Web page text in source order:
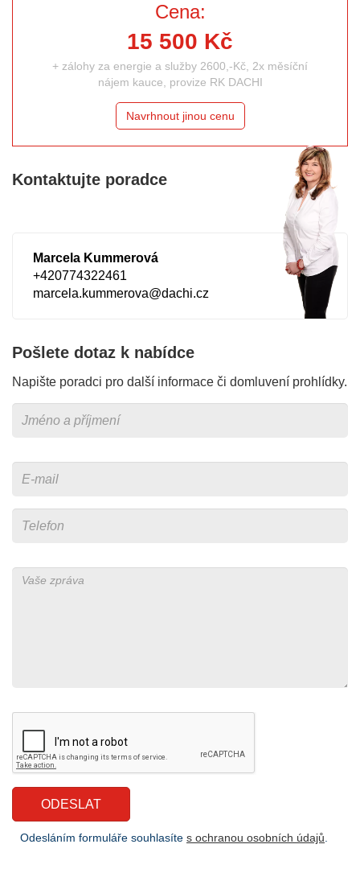
Cena:
15 500 Kč
+ zálohy za energie a služby 2600,-Kč, 2x měsíční
nájem kauce, provize RK DACHI
Navrhnout jinou cenu
Kontaktujte poradce
Marcela Kummerová
+420774322461
marcela.kummerova@dachi.cz
Pošlete dotaz k nabídce
Napište poradci pro další informace či domluvení prohlídky.
Odesláním formuláře souhlasíte s ochranou osobních údajů